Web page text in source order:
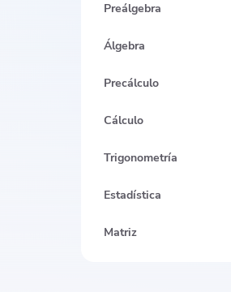
Preálgebra
Álgebra
Precálculo
Cálculo
Trigonometría
Estadística
Matriz